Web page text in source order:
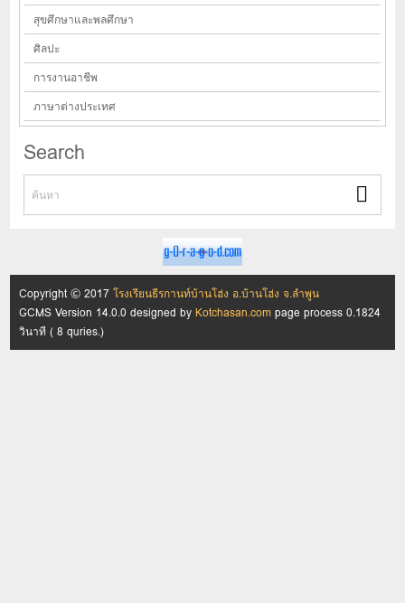
สุขศึกษาและพลศึกษา
ศิลปะ
การงานอาชีพ
ภาษาต่างประเทศ
Search
Copyright © 2017โรงเรียนธีรกานท์บ้านโฮ่ง อ.บ้านโฮ่ง จ.ลำพูน
GCMS Version 14.0.0 designed byKotchasan.com page process0.1824
วินาที (8 quries.)